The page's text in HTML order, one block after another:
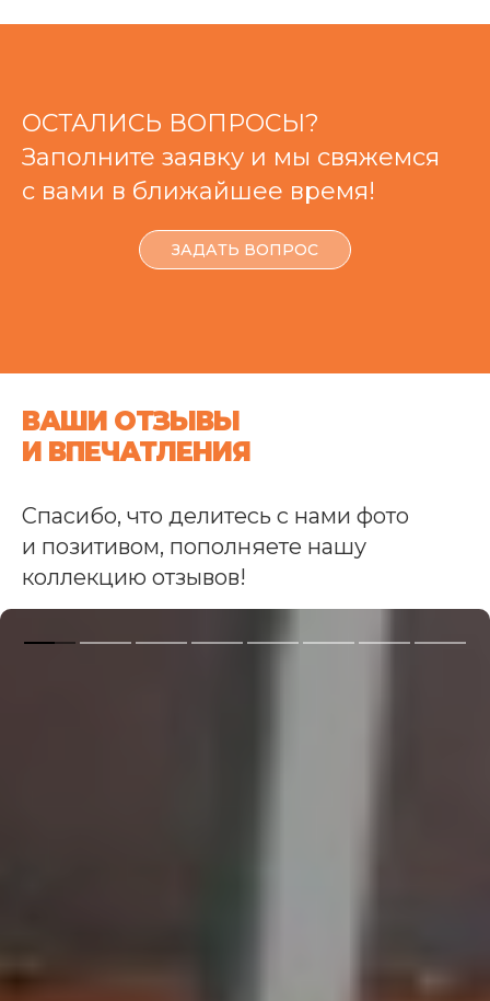
ОСТАЛИСЬ ВОПРОСЫ?
Заполните заявку и мы свяжемся
с вами в ближайшее время!
ЗАДАТЬ ВОПРОС
ВАШИ ОТЗЫВЫ
И ВПЕЧАТЛЕНИЯ
Спасибо, что делитесь с нами фото
и позитивом, пополняете нашу
коллекцию отзывов!